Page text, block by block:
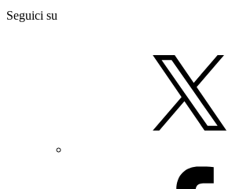
Seguici su